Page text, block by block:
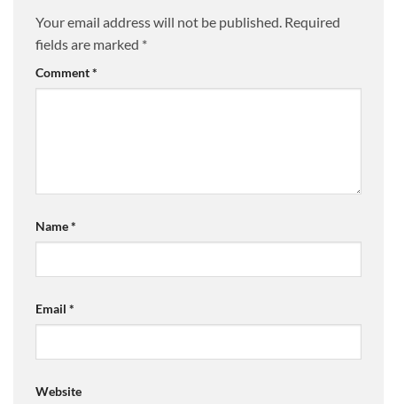
Your email address will not be published. Required
fields are marked *
Comment*
Name*
Email *
Website